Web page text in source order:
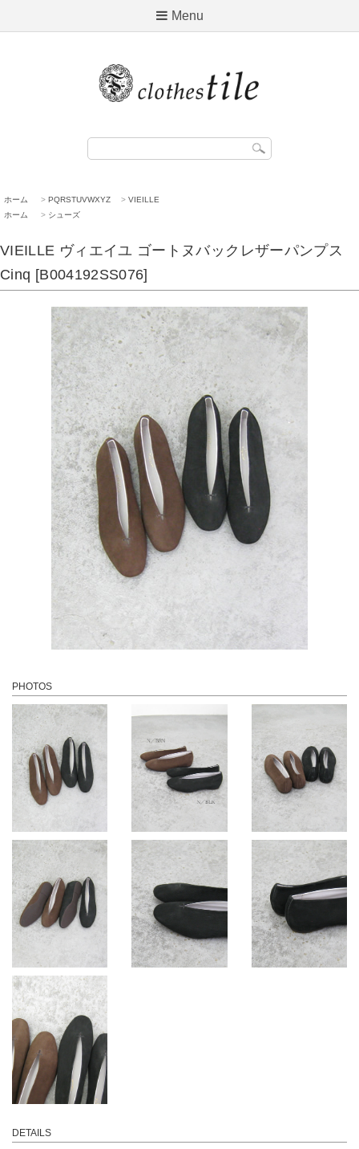
Menu
ホーム > PQRSTUVWXYZ > VIEILLE
ホーム
> シューズ
VIEILLE ヴィエイユ ゴートヌバックレザーパンプス
Cinq [B004192SS076]
PHOTOS
DETAILS